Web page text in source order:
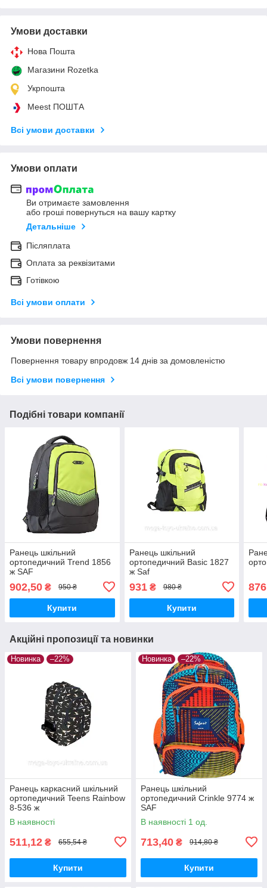
Умови доставки
Нова Пошта
Магазини Rozetka
Укрпошта
Meest ПОШТА
Всі умови доставки
Умови оплати
Ви отримаєте замовлення
або гроші повернуться на вашу картку
Детальніше
Післяплата
Оплата за реквізитами
Готівкою
Всі умови оплати
Умови повернення
Повернення товару впродовж 14 днів за домовленістю
Всі умови повернення
Подібні товари компанії
Ранець шкільний
ортопедичний Trend 1856
ж SAF
902,50 ₴ 950 ₴
Купити
Ранець шкільний
ортопедичний Basic 1827
ж Saf
931₴ 980 ₴
Купити
Акційні пропозиції та новинки
Новинка –22%
Ранець каркасний шкільний
ортопедичний Teens Rainbow
8-536 ж
В наявності
511,12 ₴ 655,54 ₴
Купити
Новинка –22%
Ранець шкільний
ортопедичний Crinkle 9774 ж
SAF
В наявності 1 од.
713,40 ₴ 914,80 ₴
Купити